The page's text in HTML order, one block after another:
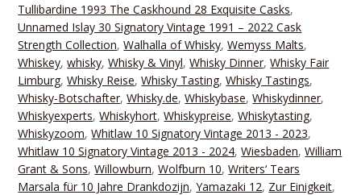
Tullibardine 1993 The Caskhound 28 Exquisite Casks,
Unnamed Islay 30 Signatory Vintage 1991 – 2022 Cask
Strength Collection,Walhalla of Whisky,Wemyss Malts,
Whiskey,whisky,Whisky & Vinyl,Whisky Dinner,Whisky Fair
Limburg,Whisky Reise,Whisky Tasting,Whisky Tastings,
Whisky-Botschafter,Whisky.de,Whiskybase,Whiskydinner,
Whiskyexperts,Whiskyhort,Whiskypreise,Whiskytasting,
Whiskyzoom,Whitlaw 10 Signatory Vintage 2013 - 2023,
Whitlaw 10 Signatory Vintage 2013 - 2024,Wiesbaden,William
Grant & Sons,Willowburn,Wolfburn 10,Writers‘ Tears
Marsala für 10 Jahre Drankdozijn,Yamazaki 12, Zur Einigkeit,